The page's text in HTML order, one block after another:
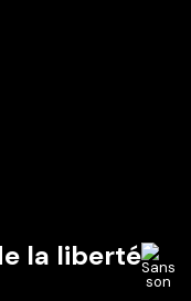
la liberté